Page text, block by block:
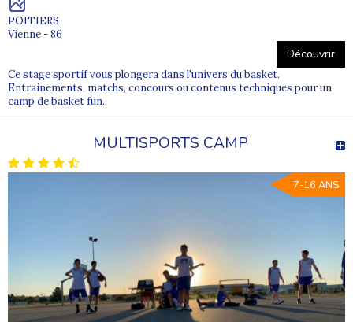
POITIERS
Vienne - 86
Découvrir
Ce stage sportif vous plongera dans l'univers du basket.
Entrainements, matchs, concours ou contenus techniques pour un
camp de basket fun.
MULTISPORTS CAMP
7-16 ANS